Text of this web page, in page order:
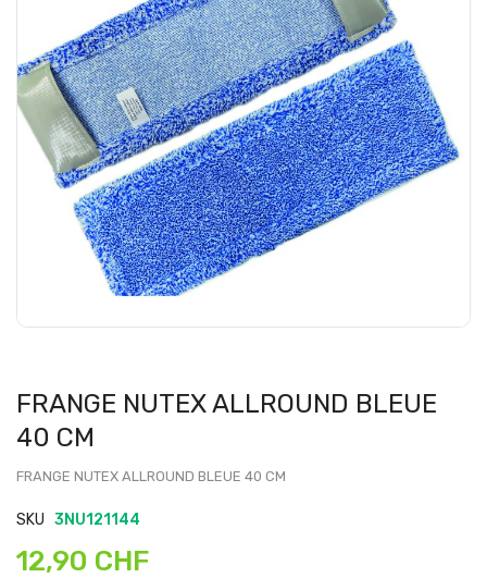
d’images
FRANGE NUTEX ALLROUND BLEUE
40 CM
FRANGE NUTEX ALLROUND BLEUE 40 CM
SKU 3NU121144
12,90 CHF